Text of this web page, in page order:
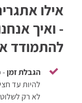
אילו
- ואיך
להתמודד
הגבלת זמן-
להיות עד
לא רק